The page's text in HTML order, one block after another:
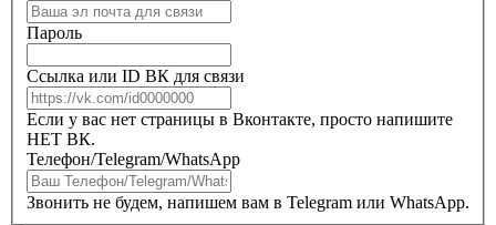
Пароль
Ссылка или ID ВК для связи
Если у вас нет страницы в Вконтакте, просто напишите
НЕТ ВК.
Телефон/Telegram/WhatsApp
Звонить не будем, напишем вам в Telegram или WhatsApp.